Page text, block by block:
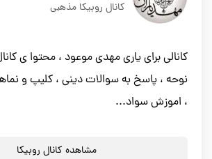
کانال روبیکا مذهبی
کانالی برای یاری مهدی موعود ، محتوا ی
نوحه ، پاسخ به سوالات دینی ، کلیپ و
، اموزش سواد...
مشاهده کانال روبیکا